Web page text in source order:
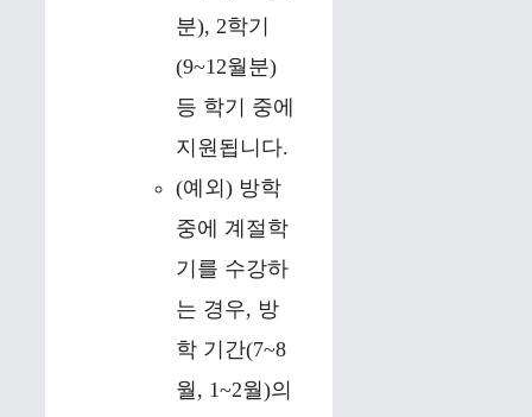
분), 2학기
(9~12월분)
등 학기 중에
지원됩니다.
(예외) 방학
중에 계절학
기를 수강하
는 경우, 방
학 기간(7~8
월, 1~2월)의